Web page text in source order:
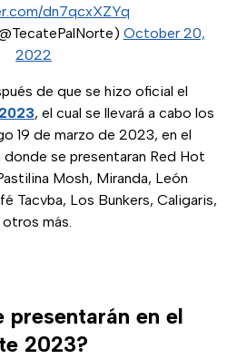
dn7qcxXZYq
October 20,
2022
de que se hizo oficial el
, el cual se llevará a cabo los
19 de marzo de 2023, en el
donde se presentaran Red Hot
Mosh, Miranda, León
Tacvba, Los Bunkers, Caligaris,
más.
presentarán en el
2023?